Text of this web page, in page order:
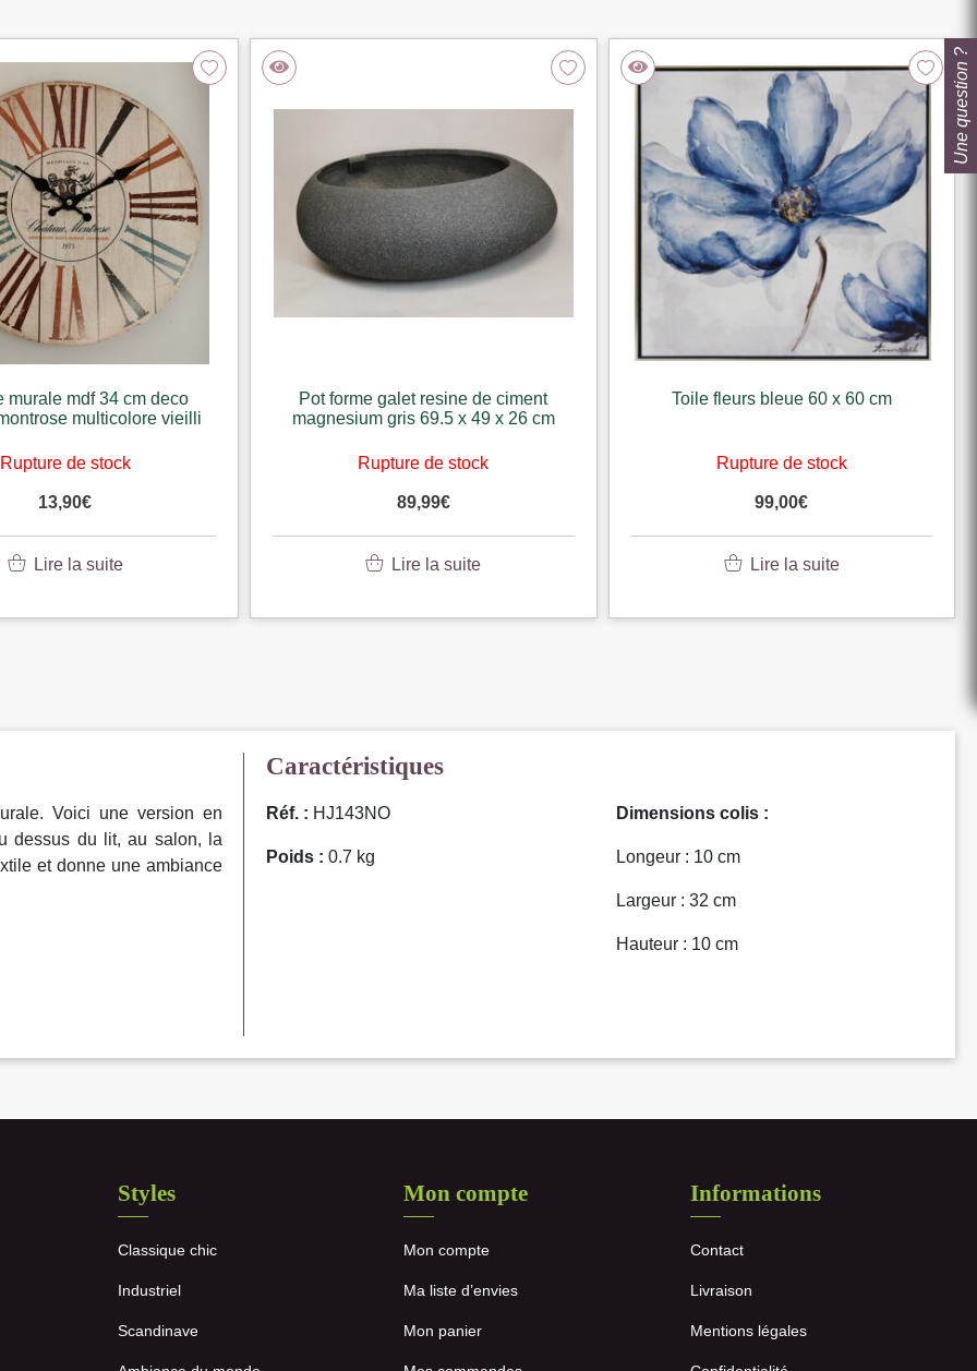
murale mdf 34 cm deco
multicolore vieilli
Rupture de stock
13,90€
Lire la suite
Pot forme galet resine de ciment
magnesium gris 69.5 x 49 x 26 cm
Rupture de stock
89,99€
Lire la suite
Toile fleurs bleue 60 x 60 cm
Rupture de stock
99,00€
Lire la suite
Voici une version en
dessus du lit, au salon, la
et donne une ambiance
Caractéristiques
Réf. : HJ143NO
Poids : 0.7 kg
Dimensions colis :
Longeur : 10 cm
Largeur : 32 cm
Hauteur : 10 cm
Styles
Classique chic
Industriel
Scandinave
Mon compte
Mon compte
Ma liste d’envies
Mon panier
Informations
Contact
Livraison
Mentions légales
Une question ?